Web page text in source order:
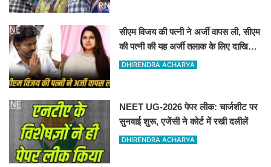
सीएम विजय की पत्नी ने अर्जी वापस ली, सीएम
की पत्नी की यह अर्जी तलाक के लिए दाखिल
थी
DHIRENDRA ACHARYA
NEET UG-2026 पेपर लीक: चार्जशीट पर
सुनवाई शुरू, एजेंसी ने कोर्ट में रखी दलीलें
DHIRENDRA ACHARYA